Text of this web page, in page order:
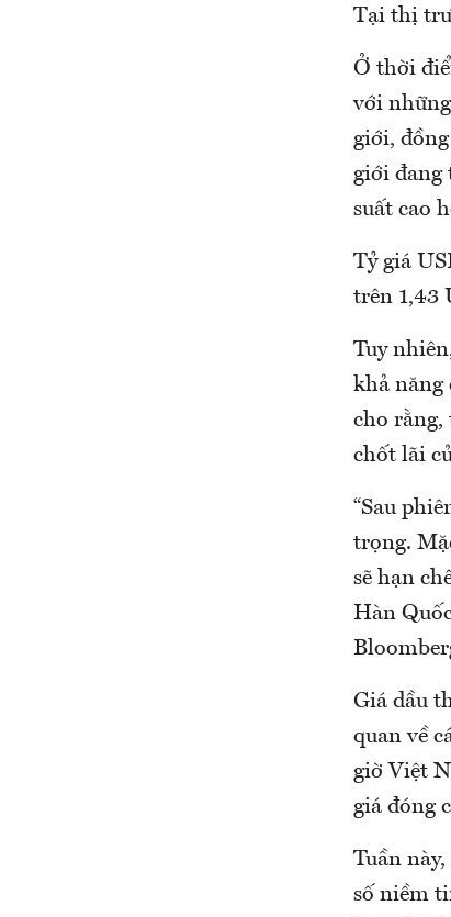
Tại thị
Ở thời
với
giới,
giới đang
suất cao
Tỷ giá
trên 1,43
Tuy
khả năng
cho rằng,
chốt lãi
“Sau
trọng.
sẽ hạn
Hàn
Giá dầu
quan về
giờ Việt
giá đóng
Tuần
số niềm